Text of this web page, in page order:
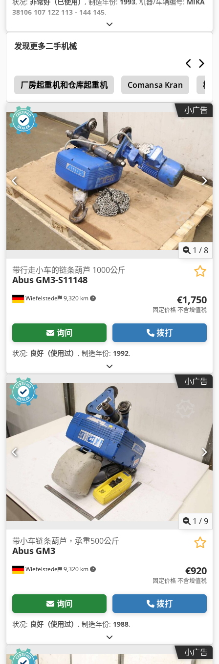
状况: 非常好（已使用） , 制造年份: 1993, 机器/车辆编号: MIKA
38106 107 122 113 - 144 145,
发现更多二手机械
厂房起重机和仓库起重机 Comansa Kran 桥
小广告
1 /8
Wiefelstede 9,320 km
带行走小车的链条葫芦 1000公斤
Abus GM3-S11148
€1,750
固定价格 不含增值税
询问 拨打
状况: 良好（使用过） , 制造年份: 1992,
小广告
1 /9
Wiefelstede 9,320 km
带小车链条葫芦，承重500公斤
Abus GM3
€920
固定价格 不含增值税
询问 拨打
状况: 良好（使用过） , 制造年份: 1988,
小广告